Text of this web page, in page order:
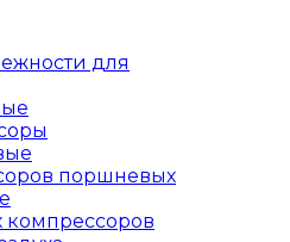
для
поршневых
компрессоров